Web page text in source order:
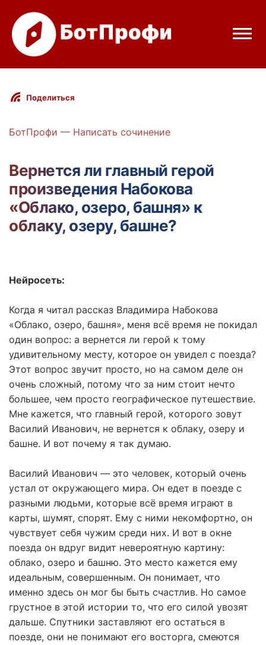
Режимы бота
Цены
Вход с Telegram
Поделиться
БотПрофи — Написать сочинение
Вернется ли главный герой
произведения Набокова
«Облако, озеро, башня» к
облаку, озеру, башне?
Нейросеть:
Когда я читал рассказ Владимира Набокова
«Облако, озеро, башня», меня всё время не покидал
один вопрос: а вернется ли герой к тому
удивительному месту, которое он увидел с поезда?
Этот вопрос звучит просто, но на самом деле он
очень сложный, потому что за ним стоит нечто
большее, чем просто географическое путешествие.
Мне кажется, что главный герой, которого зовут
Василий Иванович, не вернется к облаку, озеру и
башне. И вот почему я так думаю.
Василий Иванович — это человек, который очень
устал от окружающего мира. Он едет в поезде с
разными людьми, которые всё время играют в
карты, шумят, спорят. Ему с ними некомфортно, он
чувствует себя чужим среди них. И вот в окне
поезда он вдруг видит невероятную картину:
облако, озеро и башню. Это место кажется ему
идеальным, совершенным. Он понимает, что
именно здесь он мог бы быть счастлив. Но самое
грустное в этой истории то, что его силой увозят
дальше. Спутники заставляют его остаться в
поезде, они не понимают его восторга, смеются